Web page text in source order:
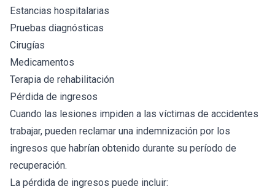
Estancias hospitalarias
Pruebas diagnósticas
Cirugías
Medicamentos
Terapia de rehabilitación
Pérdida de ingresos
Cuando las lesiones impiden a las víctimas de accidentes
trabajar, pueden reclamar una indemnización por los
ingresos que habrían obtenido durante su período de
recuperación.
La pérdida de ingresos puede incluir: